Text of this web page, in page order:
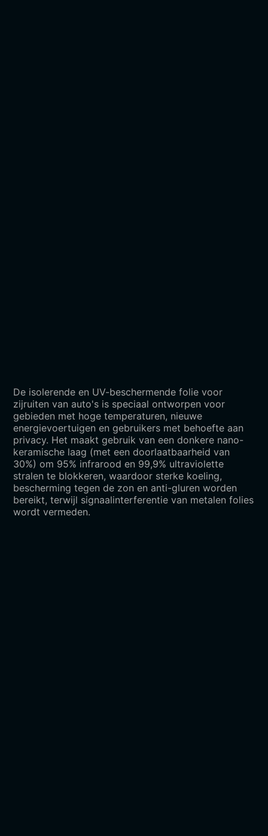
De isolerende en UV-beschermende folie voor
zijruiten van auto's is speciaal ontworpen voor
gebieden met hoge temperaturen, nieuwe
energievoertuigen en gebruikers met behoefte aan
privacy. Het maakt gebruik van een donkere nano-
keramische laag (met een doorlaatbaarheid van
30%) om 95% infrarood en 99,9% ultraviolette
stralen te blokkeren, waardoor sterke koeling,
bescherming tegen de zon en anti-gluren worden
bereikt, terwijl signaalinterferentie van metalen folies
wordt vermeden.